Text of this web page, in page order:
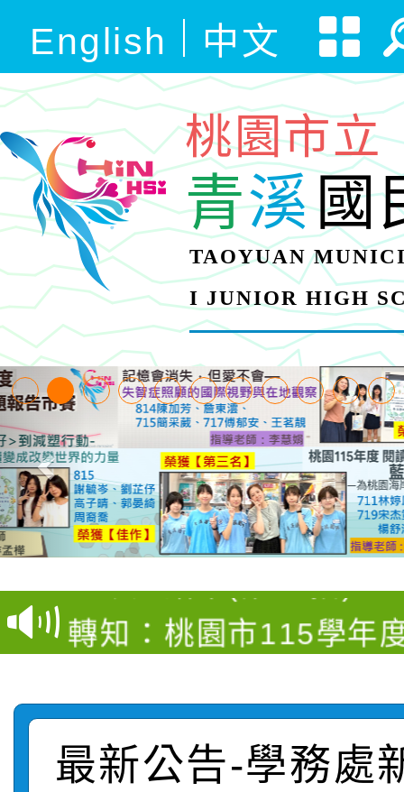
English 中文
桃園市立
青溪國
TAOYUAN
I JUNIOR HIGH
【甄選結果(第4招)】
結果(第4招)
學年度第1學期第7次代
轉知：桃園市115學年
賽實施要點
比賽實施要點」
轉知：「115年金融知
動辦法」
轉知臺中市政府政風處
最新公告-學務處